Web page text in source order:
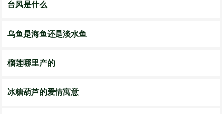
台风是什么
乌鱼是海鱼还是淡水鱼
榴莲哪里产的
冰糖葫芦的爱情寓意